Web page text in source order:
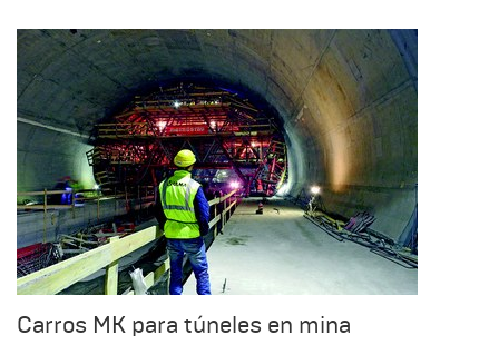
Carros MK para túneles en mina